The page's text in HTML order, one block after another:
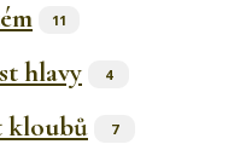
11
hlavy 4
kloubů 7